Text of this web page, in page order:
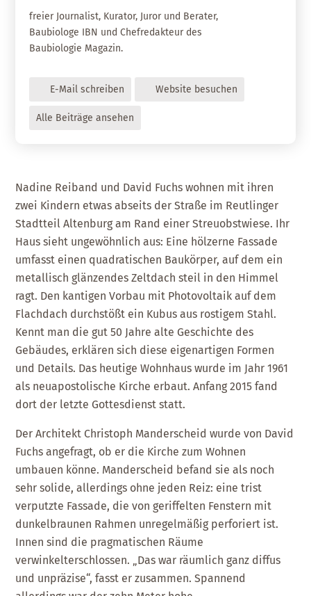
freier Journalist, Kurator, Juror und Berater,
Baubiologe IBN und Chefredakteur des
Baubiologie Magazin.
E-Mail schreiben Website besuchen
Alle Beiträge ansehen
Nadine Reiband und David Fuchs wohnen mit ihren
zwei Kindern etwas abseits der Straße im Reutlinger
Stadtteil Altenburg am Rand einer Streuobstwiese. Ihr
Haus sieht ungewöhnlich aus: Eine hölzerne Fassade
umfasst einen quadratischen Baukörper, auf dem ein
metallisch glänzendes Zeltdach steil in den Himmel
ragt. Den kantigen Vorbau mit Photovoltaik auf dem
Flachdach durchstößt ein Kubus aus rostigem Stahl.
Kennt man die gut 50 Jahre alte Geschichte des
Gebäudes, erklären sich diese eigenartigen Formen
und Details. Das heutige Wohnhaus wurde im Jahr 1961
als neuapostolische Kirche erbaut. Anfang 2015 fand
dort der letzte Gottesdienst statt.
Der Architekt Christoph Manderscheid wurde von David
Fuchs angefragt, ob er die Kirche zum Wohnen
umbauen könne. Manderscheid befand sie als noch
sehr solide, allerdings ohne jeden Reiz: eine trist
verputzte Fassade, die von geriffelten Fenstern mit
dunkelbraunen Rahmen unregelmäßig perforiert ist.
Innen sind die pragmatischen Räume
verwinkelterschlossen. „Das war räumlich ganz diffus
und unpräzise“, fasst er zusammen. Spannend